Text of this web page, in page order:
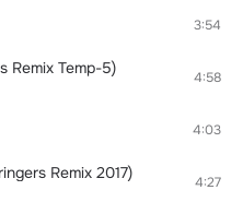
3:54
Remix Temp-5) 4:58
4:03
Remix 2017) 4:27